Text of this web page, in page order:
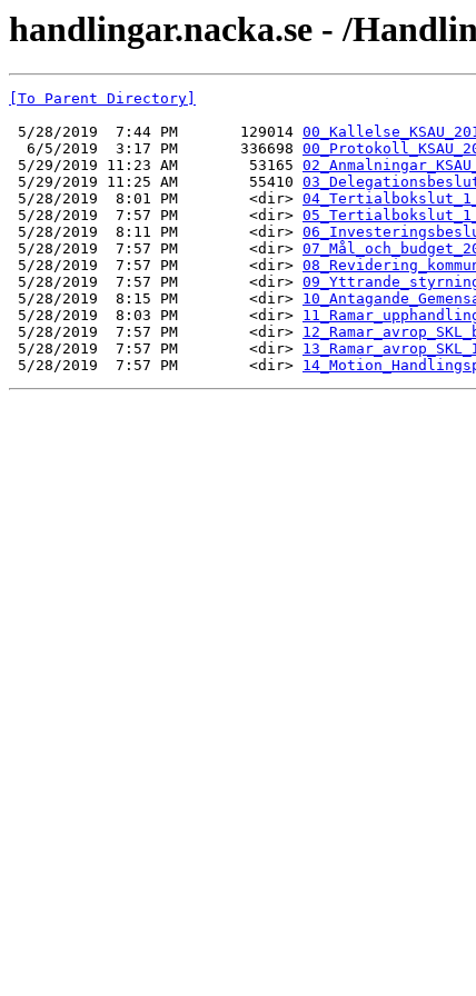
handlingar.nacka.se - /
[To Parent Directory]
5/28/2019  7:44 PM       129014
  6/5/2019  3:17 PM       336698
5/29/2019 11:23 AM        53165
5/29/2019 11:25 AM        55410
5/28/2019  8:01 PM        <dir>
5/28/2019  7:57 PM        <dir>
5/28/2019  8:11 PM        <dir>
5/28/2019  7:57 PM        <dir>
5/28/2019  7:57 PM        <dir>
5/28/2019  7:57 PM        <dir>
5/28/2019  8:15 PM        <dir>
5/28/2019  8:03 PM        <dir>
5/28/2019  7:57 PM        <dir>
5/28/2019  7:57 PM        <dir>
5/28/2019  7:57 PM        <dir>